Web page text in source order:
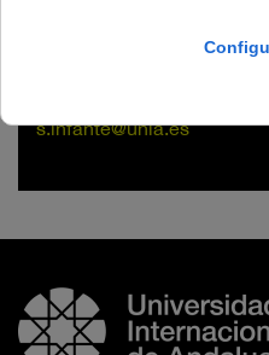
s.infante@unia.es